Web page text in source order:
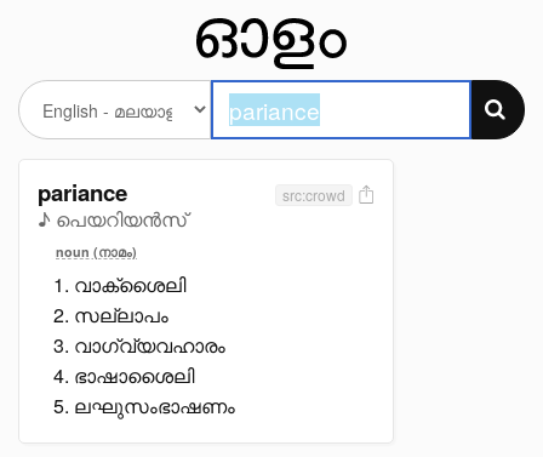
pariance
♪ പെയറിയൻസ്
src:crowd
noun (നാമം)
വാക്ശൈലി
സല്ലാപം
വാഗ്വ്യവഹാരം
ഭാഷാശൈലി
ലഘുസംഭാഷണം